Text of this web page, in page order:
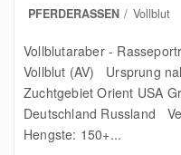
PFERDERASSEN Vollblut
Vollblutaraber -
Vollblut (AV) Ursprung
Zuchtgebiet Orient USA
Deutschland Russland
Hengste: 150+...